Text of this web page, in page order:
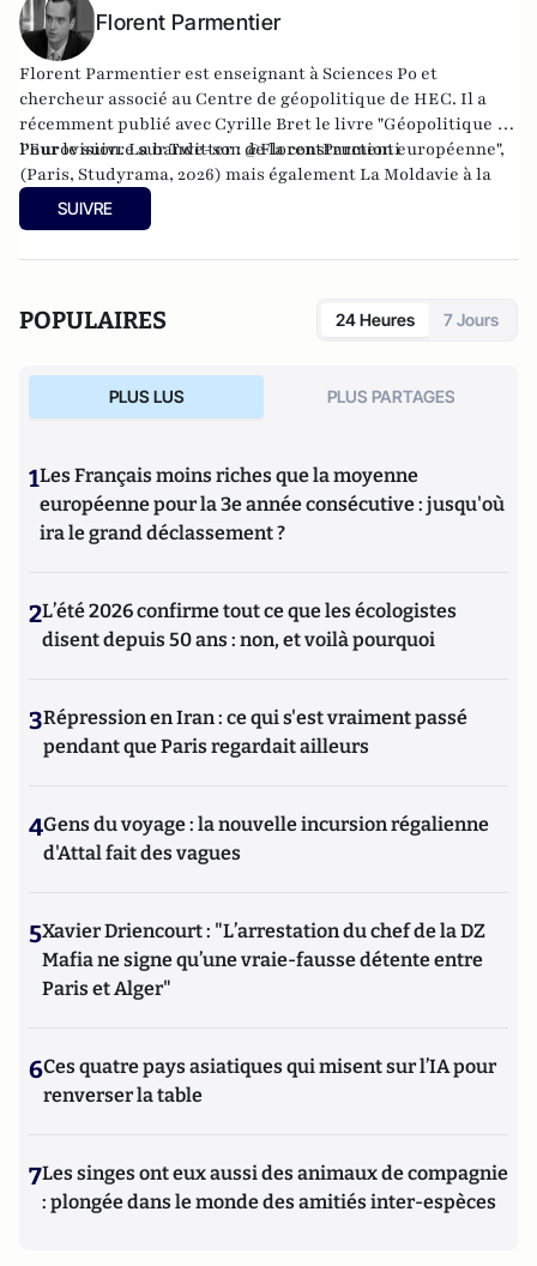
Florent Parmentier
Florent Parmentier est enseignant à Sciences Po et
chercheur associé au Centre de géopolitique de HEC. Il a
récemment publié avec Cyrille Bret le livre "Géopolitique de
l'Eurovision. La bande-son de la construction européenne",
(Paris, Studyrama, 2026) mais égalementLa Moldavie à la
croisée des mondes
chemins de l’Etat de droit, la voie étroite des pays entre
Pour le suivre sur Twitter : @FlorentParmenti
SUIVRE
POPULAIRES 24 Heures 7 Jours
PLUS LUS PLUS PARTAGES
1Les Français moins riches que la moyenne
européenne pour la 3e année consécutive : jusqu'où
ira le grand déclassement ?
2L’été 2026 confirme tout ce que les écologistes
disent depuis 50 ans : non, et voilà pourquoi
3Répression en Iran : ce qui s'est vraiment passé
pendant que Paris regardait ailleurs
4Gens du voyage : la nouvelle incursion régalienne
d'Attal fait des vagues
5Xavier Driencourt : "L’arrestation du chef de la DZ
Mafia ne signe qu’une vraie-fausse détente entre
Paris et Alger"
6Ces quatre pays asiatiques qui misent sur l’IA pour
renverser la table
7Les singes ont eux aussi des animaux de compagnie
: plongée dans le monde des amitiés inter-espèces